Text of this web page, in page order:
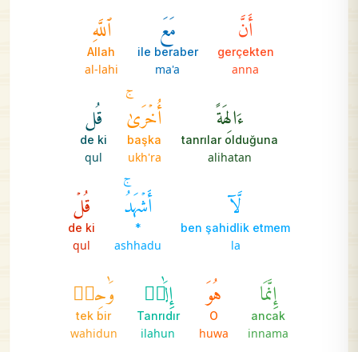
أَنَّ
gerçekten
anna
مَعَ
ile beraber
ma'a
ٱللَّهِ
Allah
al-lahi
ءَالِهَةً
tanrılar olduğuna
alihatan
أُخۡرَىٰۚ
başka
ukh'ra
قُل
de ki
qul
لَّآ
ben şahidlik etmem
la
أَشۡهَدُۚ
*
ashhadu
قُلۡ
de ki
qul
إِنَّمَا
ancak
innama
هُوَ
O
huwa
إِلَٰهٞ
Tanrıdır
ilahun
وَٰحِدٞ
tek bir
wahidun